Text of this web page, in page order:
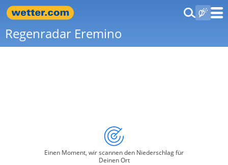
Regenradar Eremino
Einen Moment, wir scannen den Niederschlag für
Deinen Ort